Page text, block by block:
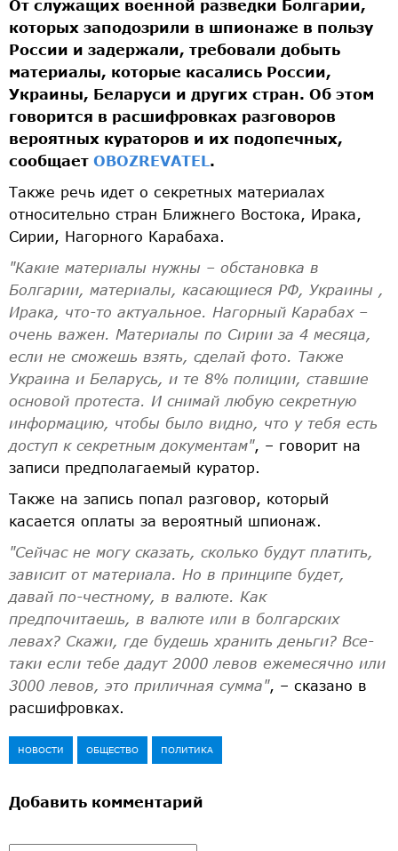
От служащих военной разведки Болгарии,
которых заподозрили в шпионаже в пользу
России и задержали, требовали добыть
материалы, которые касались России,
Украины, Беларуси и других стран. Об этом
говорится в расшифровках разговоров
вероятных кураторов и их подопечных,
сообщает OBOZREVATEL .
Также речь идет о секретных материалах
относительно стран Ближнего Востока, Ирака,
Сирии, Нагорного Карабаха.
"Какие материалы нужны – обстановка в
Болгарии, материалы, касающиеся РФ, Украины ,
Ирака, что-то актуальное. Нагорный Карабах –
очень важен. Материалы по Сирии за 4 месяца,
если не сможешь взять, сделай фото. Также
Украина и Беларусь, и те 8% полиции, ставшие
основой протеста. И снимай любую секретную
информацию, чтобы было видно, что у тебя есть
доступ к секретным документам", – говорит на
записи предполагаемый куратор.
Также на запись попал разговор, который
касается оплаты за вероятный шпионаж.
"Сейчас не могу сказать, сколько будут платить,
зависит от материала. Но в принципе будет,
давай по-честному, в валюте. Как
предпочитаешь, в валюте или в болгарских
левах? Скажи, где будешь хранить деньги? Все-
таки если тебе дадут 2000 левов ежемесячно или
3000 левов, это приличная сумма", – сказано в
расшифровках.
НОВОСТИ ОБЩЕСТВО ПОЛИТИКА
Добавить комментарий